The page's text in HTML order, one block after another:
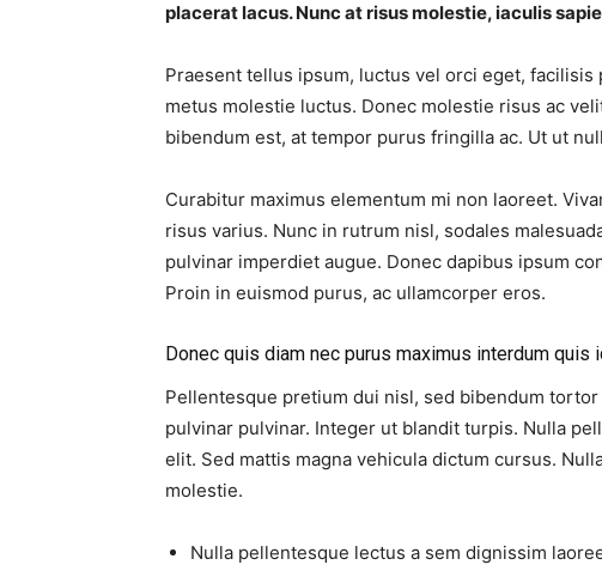
placerat lacus. Nunc at risus molestie, iaculis
Praesent tellus ipsum, luctus vel orci eget,
metus molestie luctus. Donec molestie risus ac
bibendum est, at tempor purus fringilla ac. Ut ut
Curabitur maximus elementum mi non laoreet.
risus varius. Nunc in rutrum nisl, sodales
pulvinar imperdiet augue. Donec dapibus ipsum
Proin in euismod purus, ac ullamcorper eros.
Donec quis diam nec purus maximus interdum quis
Pellentesque pretium dui nisl, sed bibendum
pulvinar pulvinar. Integer ut blandit turpis. Nulla
elit. Sed mattis magna vehicula dictum cursus.
molestie.
Nulla pellentesque lectus a sem dignissim